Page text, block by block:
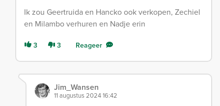
Ik zou Geertruida en Hancko ook verkopen, Zechiel
en Milambo verhuren en Nadje erin
3 3 Reageer
Jim_Wansen
11 augustus 2024 16:42